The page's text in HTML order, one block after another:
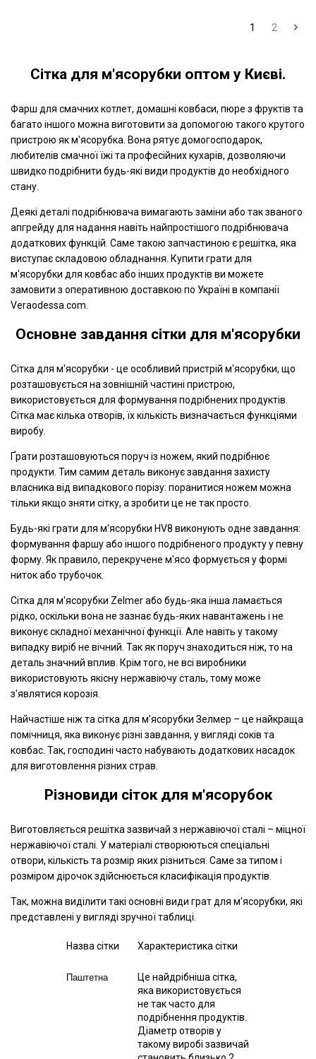
1 2
Сітка для м'ясорубки оптом у Києві.
Фарш для смачних котлет, домашні ковбаси, пюре з фруктів та
багато іншого можна виготовити за допомогою такого крутого
пристрою як м'ясорубка. Вона рятує домогосподарок,
любителів смачної їжі та професійних кухарів, дозволяючи
швидко подрібнити будь-які види продуктів до необхідного
стану.
Деякі деталі подрібнювача вимагають заміни або так званого
апгрейду для надання навіть найпростішого подрібнювача
додаткових функцій. Саме такою запчастиною є решітка, яка
виступає складовою обладнання. Купити грати для
м'ясорубки для ковбас або інших продуктів ви можете
замовити з оперативною доставкою по Україні в компанії
Veraodessa.com.
Основне завдання сітки для м'ясорубки
Сітка для м'ясорубки - це особливий пристрій м'ясорубки, що
розташовується на зовнішній частині пристрою,
використовується для формування подрібнених продуктів.
Сітка має кілька отворів, їх кількість визначається функціями
виробу.
Ґрати розташовуються поруч із ножем, який подрібнює
продукти. Тим самим деталь виконує завдання захисту
власника від випадкового порізу: поранитися ножем можна
тільки якщо зняти сітку, а зробити це не так просто.
Будь-які грати для м'ясорубки HV8 виконують одне завдання:
формування фаршу або іншого подрібненого продукту у певну
форму. Як правило, перекручене м'ясо формується у формі
ниток або трубочок.
Сітка для м'ясорубки Zelmer або будь-яка інша ламається
рідко, оскільки вона не зазнає будь-яких навантажень і не
виконує складної механічної функції. Але навіть у такому
випадку виріб не вічний. Так як поруч знаходиться ніж, то на
деталь значний вплив. Крім того, не всі виробники
використовують якісну нержавіючу сталь, тому може
з'являтися корозія.
Найчастіше ніж та сітка для м'ясорубки Зелмер – це найкраща
помічниця, яка виконує різні завдання, у вигляді соків та
ковбас. Так, господині часто набувають додаткових насадок
для виготовлення різних страв.
Різновиди сіток для м'ясорубок
Виготовляється решітка зазвичай з нержавіючої сталі – міцної
нержавіючої сталі. У матеріалі створюються спеціальні
отвори, кількість та розмір яких різниться. Саме за типом і
розміром дірочок здійснюється класифікація продуктів.
Так, можна виділити такі основні види грат для м'ясорубки, які
представлені у вигляді зручної таблиці.
Назва сітки Характеристика сітки
Паштетна
Це найдрібніша сітка,
яка використовується
не так часто для
подрібнення продуктів.
Діаметр отворів у
такому виробі зазвичай